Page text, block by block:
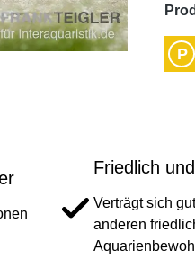
P
Friedlich
Verträgt sich
anderen